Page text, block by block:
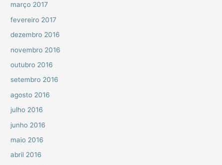
março 2017
fevereiro 2017
dezembro 2016
novembro 2016
outubro 2016
setembro 2016
agosto 2016
julho 2016
junho 2016
maio 2016
abril 2016